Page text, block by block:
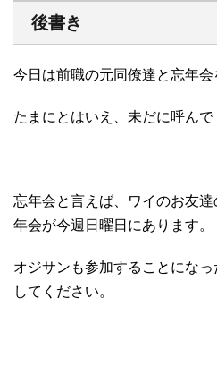
後書き
今日は前職の元同僚達と忘年会
たまにとはいえ、未だに呼んで
忘年会と言えば、ワイのお友達
年会が今週日曜日にあります。
オジサンも参加することにな
してください。